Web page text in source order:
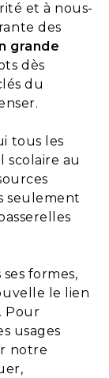
et à nous-
des
grande
dès
du
tous les
scolaire au
seulement
formes,
le lien
Pour
usages
notre